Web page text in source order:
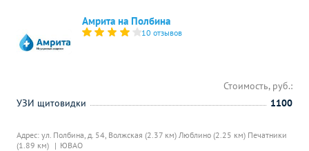
Амрита на Полбина
10 отзывов
Адрес: ул. Полбина, д. 54, Волжская (2.37 км) Люблино (2.25 км) Печатники
(1.89 км)
ЮВАО
Стоимость, руб.:
УЗИ щитовидки
1100